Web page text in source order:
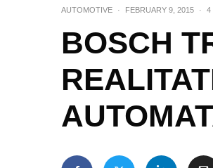
AUTOMOTIVE · FEBRUARY 9, 2015 · 4
BOSCH